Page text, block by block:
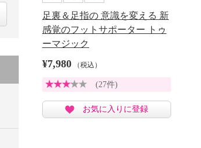
足裏＆足指の 意識を変える 新
感覚のフットサポーター トゥ
ーマジック
¥7,980 （税込）
(27件)
お気に入りに登録